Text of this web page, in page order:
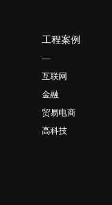
工程案例
—
互联网
金融
贸易电商
高科技